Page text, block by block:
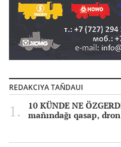
REDAKCIYA TAÑDAUI
10 KÜNDE NE
mañındağı qasap,